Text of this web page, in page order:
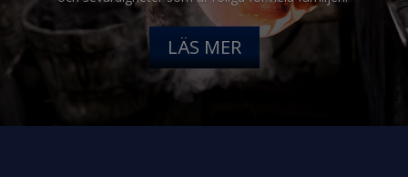
LÄS MER